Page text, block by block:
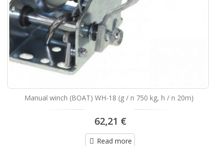
Manual winch (BOAT) WH-18 (g / n 750 kg, h / n 20m)
62,21 €
Read more